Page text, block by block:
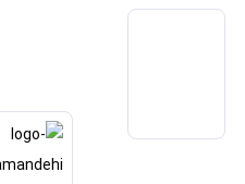
خدمات و به‌روزرسانی مداوم
داریم آینده بازار دیجیتال متعلق
را در اولویت قرار می‌دهند. گوشی
سمت تحقق این چشم‌انداز حرکت